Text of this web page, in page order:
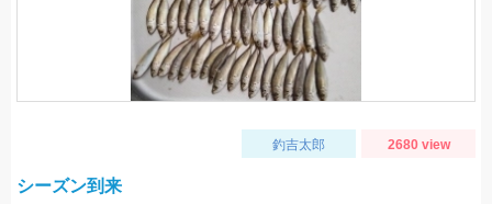
釣吉太郎 2680 view
シーズン到来